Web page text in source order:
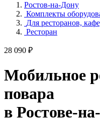
Ростов-на-Дону
Комплекты
Для ресторанов,
Ресторан
28 090 ₽
Мобильное
повара
в Ростове-